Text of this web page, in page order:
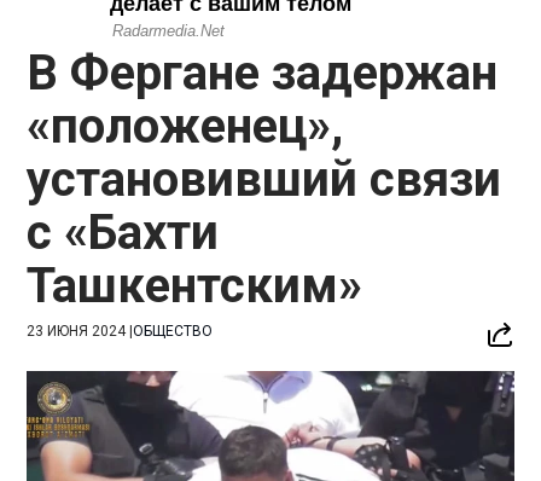
В Фергане задержан
«положенец»,
установивший связи
с «Бахти
Ташкентским»
23 ИЮНЯ 2024|ОБЩЕСТВО